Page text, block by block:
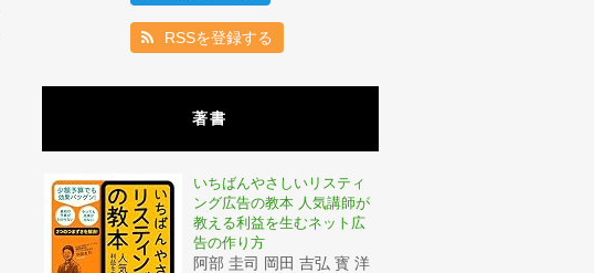
RSSを登録する
著書
いちばんやさしいリスティ
ング広告の教本 人気講師が
教える利益を生むネット広
告の作り方
阿部 圭司 岡田 吉弘 寳 洋